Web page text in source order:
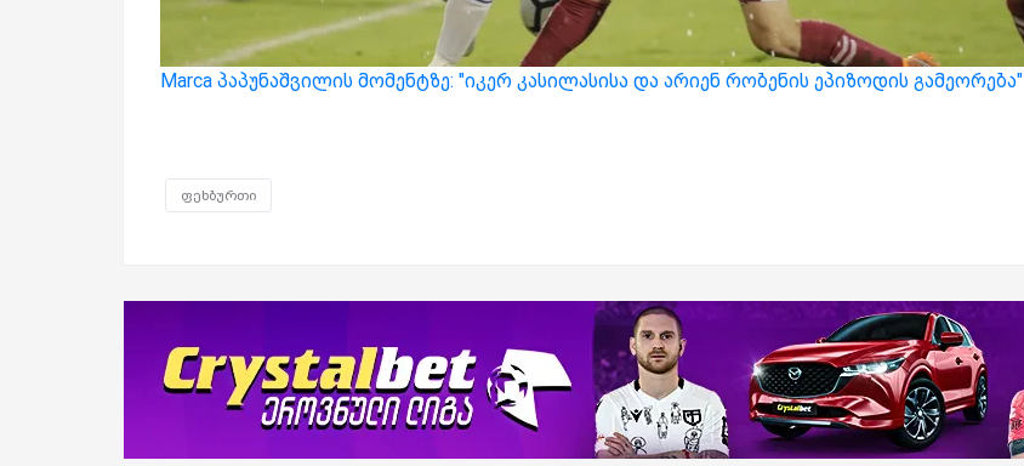
Marca პაპუნაშვილის მომენტზე: "იკერ კასილასისა და არიენ რობენის ეპიზოდის გამეორება"
ფეხბურთი